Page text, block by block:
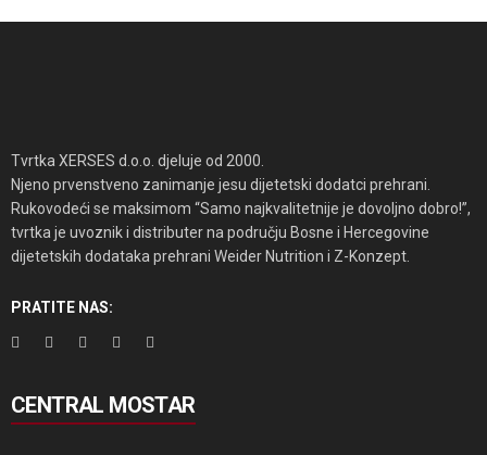
Tvrtka XERSES d.o.o. djeluje od 2000.
Njeno prvenstveno zanimanje jesu dijetetski dodatci prehrani.
Rukovodeći se maksimom “Samo najkvalitetnije je dovoljno dobro!”,
tvrtka je uvoznik i distributer na području Bosne i Hercegovine
dijetetskih dodataka prehrani Weider Nutrition i Z-Konzept.
PRATITE NAS:
CENTRAL MOSTAR